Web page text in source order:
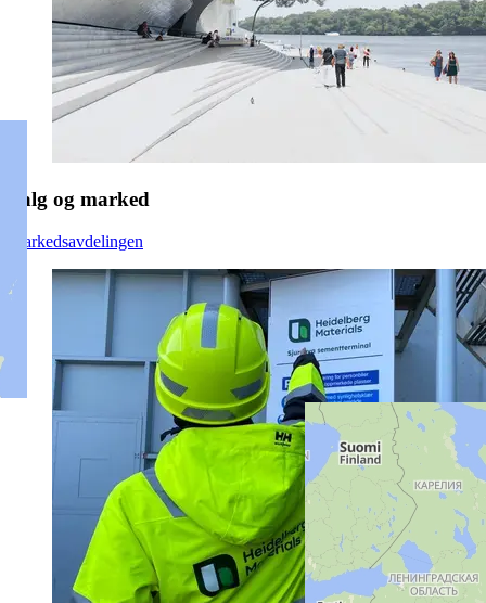
Salg og marked
Markedsavdelingen